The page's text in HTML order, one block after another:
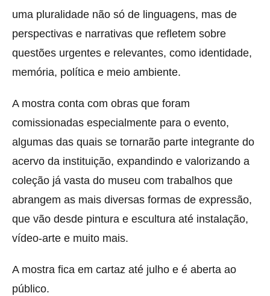
uma pluralidade não só de linguagens, mas de
perspectivas e narrativas que refletem sobre
questões urgentes e relevantes, como identidade,
memória, política e meio ambiente.
A mostra conta com obras que foram
comissionadas especialmente para o evento,
algumas das quais se tornarão parte integrante do
acervo da instituição, expandindo e valorizando a
coleção já vasta do museu com trabalhos que
abrangem as mais diversas formas de expressão,
que vão desde pintura e escultura até instalação,
vídeo-arte e muito mais.
A mostra fica em cartaz até julho e é aberta ao
público.